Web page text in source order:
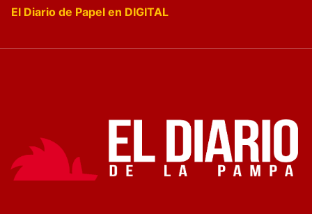
El Diario de Papel en DIGITAL